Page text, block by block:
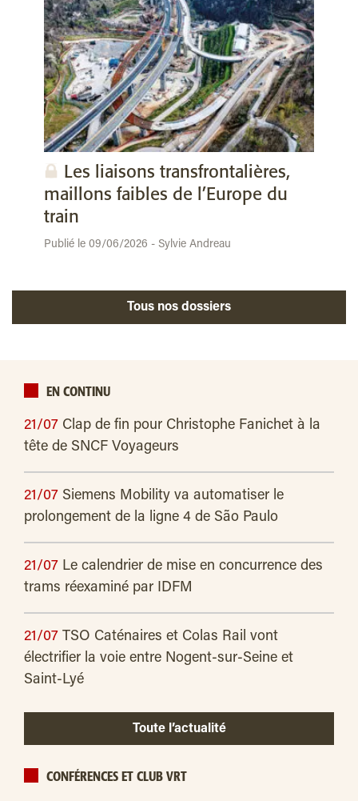
Les liaisons transfrontalières,
maillons faibles de l’Europe du
train
Publié le 09/06/2026 - Sylvie Andreau
Tous nos dossiers
EN CONTINU
21/07 Clap de fin pour Christophe Fanichet à la
tête de SNCF Voyageurs
21/07 Siemens Mobility va automatiser le
prolongement de la ligne 4 de São Paulo
21/07 Le calendrier de mise en concurrence des
trams réexaminé par IDFM
21/07 TSO Caténaires et Colas Rail vont
électrifier la voie entre Nogent-sur-Seine et
Saint-Lyé
Toute l’actualité
CONFÉRENCES ET CLUB VRT